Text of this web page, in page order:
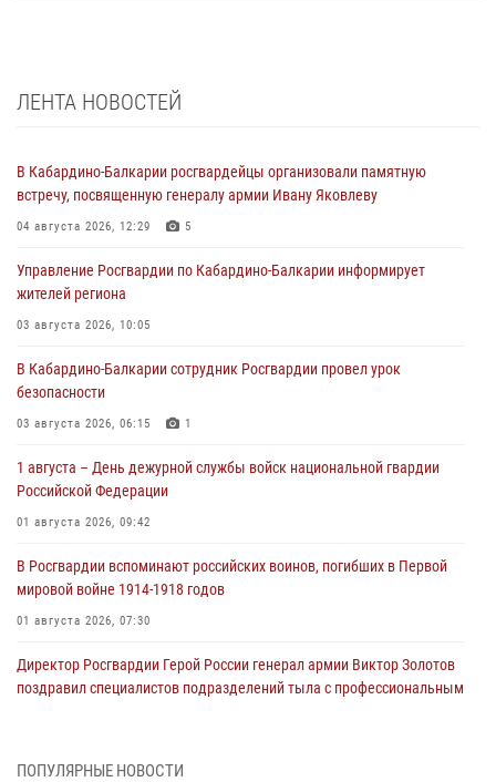
ЛЕНТА НОВОСТЕЙ
В Кабардино-Балкарии росгвардейцы организовали памятную
встречу, посвященную генералу армии Ивану Яковлеву
04 августа 2026, 12:29 5
Управление Росгвардии по Кабардино-Балкарии информирует
жителей региона
03 августа 2026, 10:05
В Кабардино‑Балкарии сотрудник Росгвардии провел урок
безопасности
03 августа 2026, 06:15 1
1 августа – День дежурной службы войск национальной гвардии
Российской Федерации
01 августа 2026, 09:42
В Росгвардии вспоминают российских воинов, погибших в Первой
мировой войне 1914-1918 годов
01 августа 2026, 07:30
Директор Росгвардии Герой России генерал армии Виктор Золотов
поздравил специалистов подразделений тыла с профессиональным
ПОПУЛЯРНЫЕ НОВОСТИ